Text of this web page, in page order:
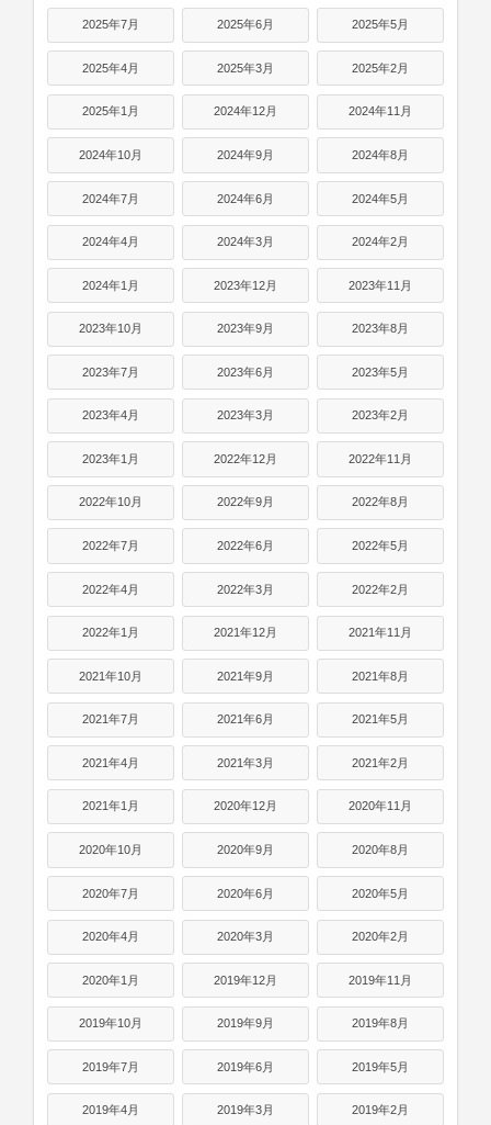
2025年7月 2025年6月 2025年5月
2025年4月 2025年3月 2025年2月
2025年1月 2024年12月 2024年11月
2024年10月 2024年9月 2024年8月
2024年7月 2024年6月 2024年5月
2024年4月 2024年3月 2024年2月
2024年1月 2023年12月 2023年11月
2023年10月 2023年9月 2023年8月
2023年7月 2023年6月 2023年5月
2023年4月 2023年3月 2023年2月
2023年1月 2022年12月 2022年11月
2022年10月 2022年9月 2022年8月
2022年7月 2022年6月 2022年5月
2022年4月 2022年3月 2022年2月
2022年1月 2021年12月 2021年11月
2021年10月 2021年9月 2021年8月
2021年7月 2021年6月 2021年5月
2021年4月 2021年3月 2021年2月
2021年1月 2020年12月 2020年11月
2020年10月 2020年9月 2020年8月
2020年7月 2020年6月 2020年5月
2020年4月 2020年3月 2020年2月
2020年1月 2019年12月 2019年11月
2019年10月 2019年9月 2019年8月
2019年7月 2019年6月 2019年5月
2019年4月 2019年3月 2019年2月